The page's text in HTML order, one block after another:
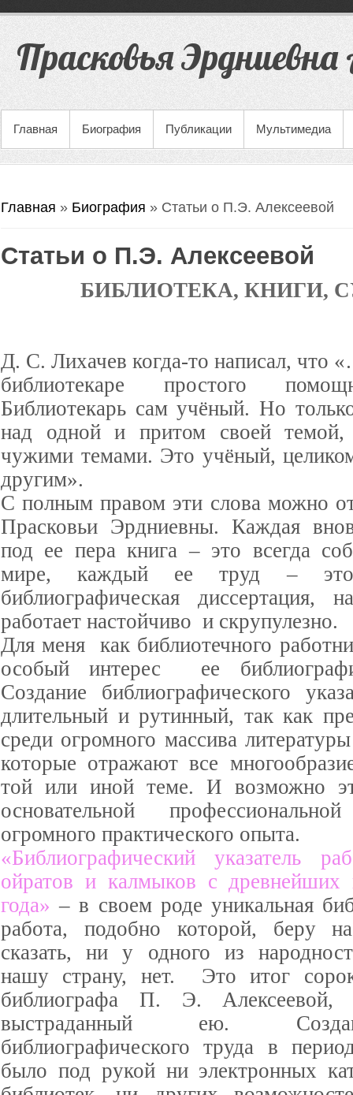
Прасковья Эрдниевна
Главная Биография Публикации Мультимедиа
Вы здесь
Главная » Биография » Статьи о П.Э. Алексеевой
Статьи о П.Э. Алексеевой
БИБЛИОТЕКА, КНИГИ,
Д. С. Лихачев когда-то написал, что
библиотекаре простого
Библиотекарь сам учёный. Но
над одной и притом своей
чужими темами. Это учёный,
другим».
С полным правом эти слова можно
Прасковьи Эрдниевны. Каждая
под ее пера книга – это всегда
мире, каждый ее труд – это
библиографическая диссертация,
работает настойчиво и скрупулезно.
Для меня как библиотечного
особый интерес ее
Создание библиографического
длительный и рутинный, так как
среди огромного массива
которые отражают все
той или иной теме. И возможно
основательной
огромного практического опыта.
«Библиографический указатель
ойратов и калмыков с
года» – в своем роде уникальная
работа, подобно которой, беру
сказать, ни у одного из
нашу страну, нет. Это итог
библиографа П. Э.
выстраданный ею.
библиографического труда в
было под рукой ни электронных